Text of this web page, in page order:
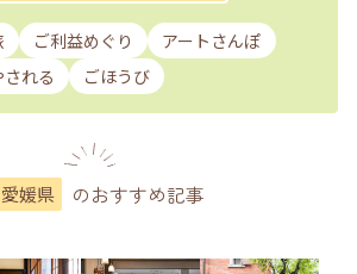
ご利益めぐり
アートさんぽ
される ごほうび
愛媛県 のおすすめ記事